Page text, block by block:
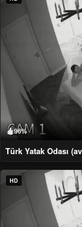
96%
Türk Yatak Odası
HD